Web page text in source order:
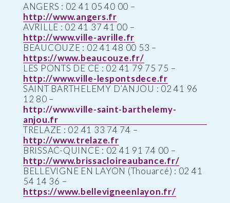
ANGERS : 02 41 05 40 00 –
http://www.angers.fr
AVRILLE : 02 41 37 41 00 –
http://www.ville-avrille.fr
BEAUCOUZE : 02 41 48 00 53 –
https://www.beaucouze.fr/
LES PONTS DE CE : 02 41 79 75 75 –
http://www.ville-lespontsdece.fr
SAINT BARTHELEMY D’ANJOU : 02 41 96
12 80 –
http://www.ville-saint-barthelemy-
anjou.fr
TRELAZE : 02 41 33 74 74 –
http://www.trelaze.fr
BRISSAC-QUINCE : 02 41 91 74 00 –
http://www.brissacloireaubance.fr/
BELLEVIGNE EN LAYON (Thouarcé) : 02 41
54 14 36 –
https://www.bellevigneenlayon.fr/